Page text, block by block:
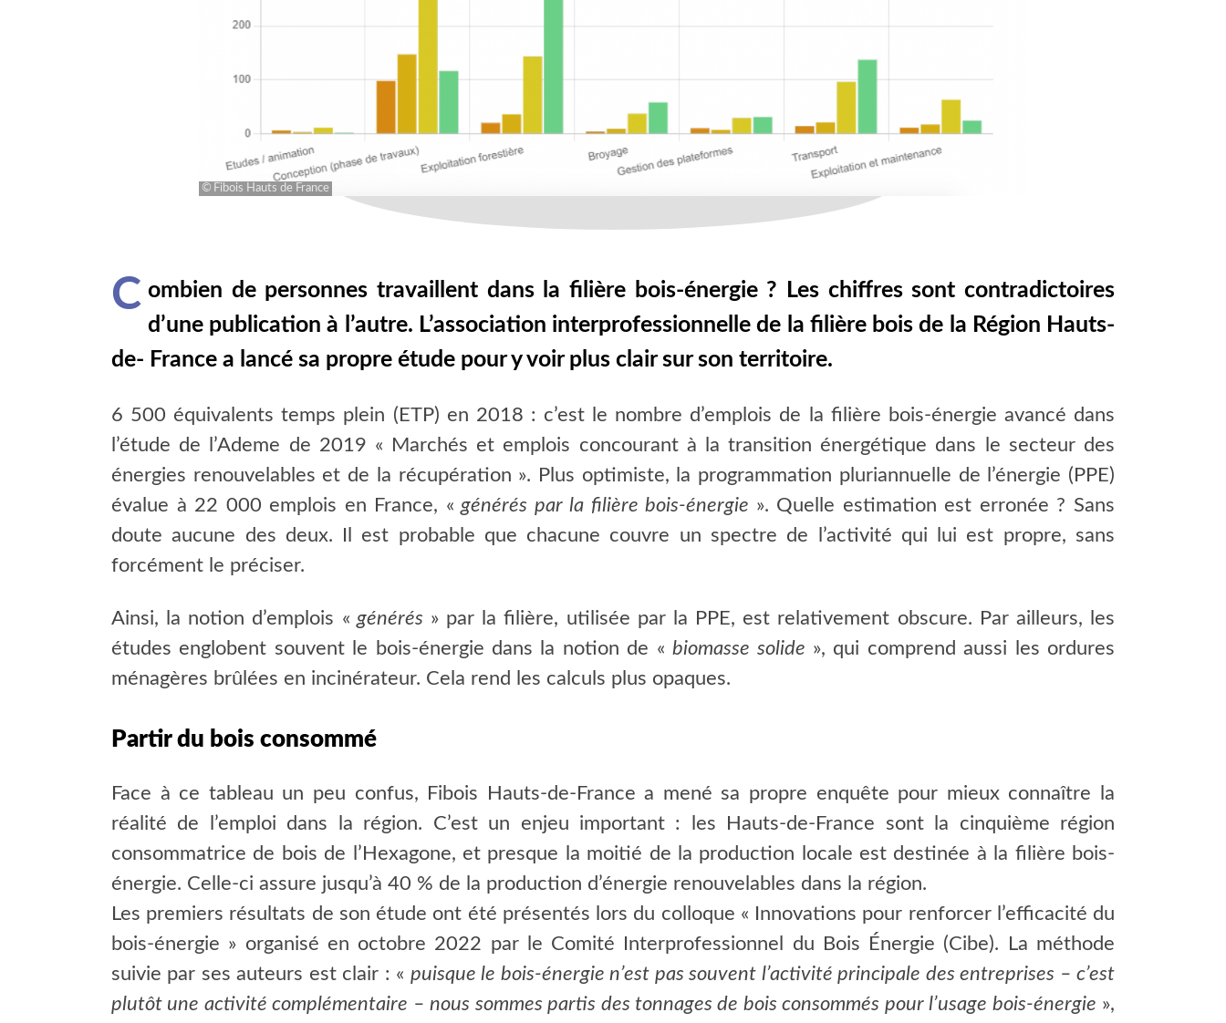
Fibois Hauts de France
C ombien de personnes travaillent dans la filière bois-énergie ? Les chiffres sont contradictoires
d’une publication à l’autre. L’association interprofessionnelle de la filière bois de la Région Hauts-
de- France a lancé sa propre étude pour y voir plus clair sur son territoire.
6 500 équivalents temps plein (ETP) en 2018 : c’est le nombre d’emplois de la filière bois-énergie avancé dans
l’étude de l’Ademe de 2019 « Marchés et emplois concourant à la transition énergétique dans le secteur des
énergies renouvelables et de la récupération ». Plus optimiste, la programmation pluriannuelle de l’énergie (PPE)
évalue à 22 000 emplois en France, « générés par la filière bois-énergie ». Quelle estimation est erronée ? Sans
doute aucune des deux. Il est probable que chacune couvre un spectre de l’activité qui lui est propre, sans
forcément le préciser.
Ainsi, la notion d’emplois « générés » par la filière, utilisée par la PPE, est relativement obscure. Par ailleurs, les
études englobent souvent le bois-énergie dans la notion de «biomasse solide », qui comprend aussi les ordures
ménagères brûlées en incinérateur. Cela rend les calculs plus opaques.
Partir du bois consommé
Face à ce tableau un peu confus, Fibois Hauts-de-France a mené sa propre enquête pour mieux connaître la
réalité de l’emploi dans la région. C’est un enjeu important : les Hauts-de-France sont la cinquième région
consommatrice de bois de l’Hexagone, et presque la moitié de la production locale est destinée à la filière bois-
énergie. Celle-ci assure jusqu’à 40 % de la production d’énergie renouvelables dans la région.
Les premiers résultats de son étude ont été présentés lors du colloque « Innovations pour renforcer l’efficacité du
bois-énergie » organisé en octobre 2022 par le Comité Interprofessionnel du Bois Énergie (Cibe). La méthode
suivie par ses auteurs est clair : « puisque le bois-énergie n’est pas souvent l’activité principale des entreprises – c’est
plutôt une activité complémentaire – nous sommes partis des tonnages de bois consommés pour l’usage bois-énergie »,